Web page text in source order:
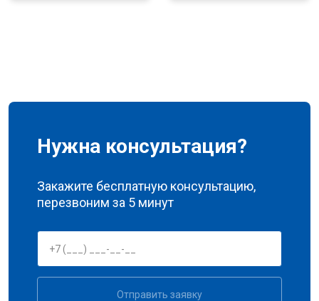
Нужна консультация?
Закажите бесплатную консультацию,
перезвоним за 5 минут
Отправить заявку